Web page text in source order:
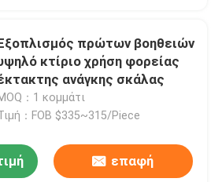
πρώτων βοηθειών
κτίριο χρήση φορείας
ανάγκης σκάλας
：1 κομμάτι
：FOB $335~315/Piece
επαφή